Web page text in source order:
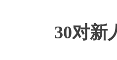
30对新